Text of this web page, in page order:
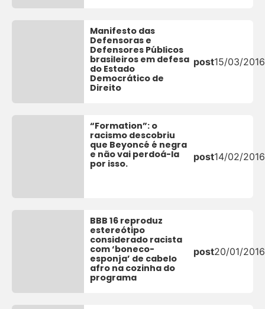
Manifesto das
Defensoras e
Defensores Públicos
brasileiros em defesa
do Estado
Democrático de
Direito
post15/03/2016
“Formation”: o
racismo descobriu
que Beyoncé é negra
e não vai perdoá-la
por isso.
post14/02/2016
BBB 16 reproduz
estereótipo
considerado racista
com ‘boneco-
esponja’ de cabelo
afro na cozinha do
programa
post20/01/2016